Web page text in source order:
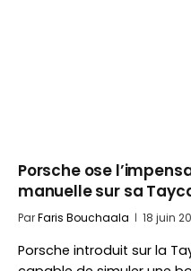
Porsche ose
manuelle sur sa
ParFaris Bouchaala 18 juin
Porsche introduit sur la